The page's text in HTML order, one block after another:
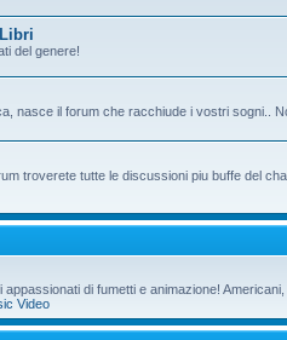
del genere!
nasce il forum che racchiude i vostri sogni..
troverete tutte le discussioni piu buffe del
appassionati di fumetti e animazione!
Video